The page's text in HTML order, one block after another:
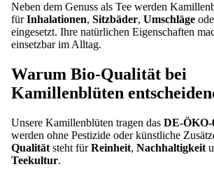
Neben dem Genuss als Tee werden
fürInhalationen, Sitzbäder, Umschläge
eingesetzt. Ihre natürlichen Eigenschaften
einsetzbar im Alltag.
Warum Bio-Qualität bei
Kamillenblüten
Unsere Kamillenblüten tragen das DE-ÖKO-
werden ohne Pestizide oder künstliche
Qualität steht fürReinheit, Nachhaltigkeit
Teekultur.